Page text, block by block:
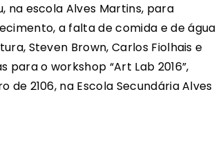
na escola Alves Martins, para
a falta de comida e de água
Steven Brown, Carlos Fiolhais e
o workshop “Art Lab 2016”,
2106, na Escola Secundária Alves